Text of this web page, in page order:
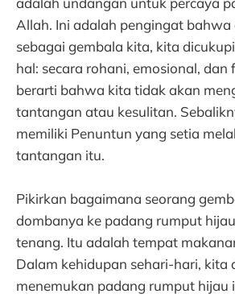
Allah. Ini adalah pengingat bahwa
sebagai gembala kita, kita
hal: secara rohani, emosional, dan
berarti bahwa kita tidak akan
tantangan atau kesulitan.
memiliki Penuntun yang setia
tantangan itu.
Pikirkan bagaimana seorang
dombanya ke padang rumput
tenang. Itu adalah tempat
Dalam kehidupan sehari-hari, kita
menemukan padang rumput hijau